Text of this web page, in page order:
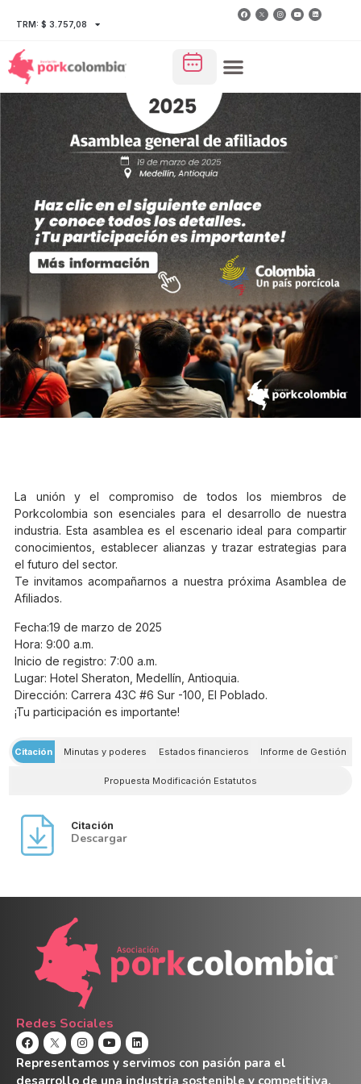
TRM: $ 3.757,08
La unión y el compromiso de todos los miembros de
Porkcolombia son esenciales para el desarrollo de nuestra
industria. Esta asamblea es el escenario ideal para compartir
conocimientos, establecer alianzas y trazar estrategias para
el futuro del sector.
Te invitamos acompañarnos a nuestra próxima Asamblea de
Afiliados.
Fecha:19 de marzo de 2025
Hora: 9:00 a.m.
Inicio de registro: 7:00 a.m.
Lugar: Hotel Sheraton, Medellín, Antioquia.
Dirección: Carrera 43C #6 Sur -100, El Poblado.
¡Tu participación es importante!
Citación Minutas y poderes Estados financieros Informe de Gestión
Propuesta Modificación Estatutos
Citación
Descargar
Redes Sociales
Representamos y servimos con pasión para el